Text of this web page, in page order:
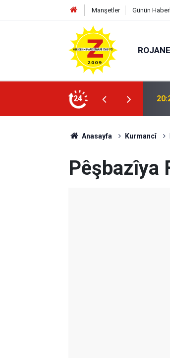
Manşetler Günün
ROJANE
24
Anasayfa Kurmancî
Pêşbazîya